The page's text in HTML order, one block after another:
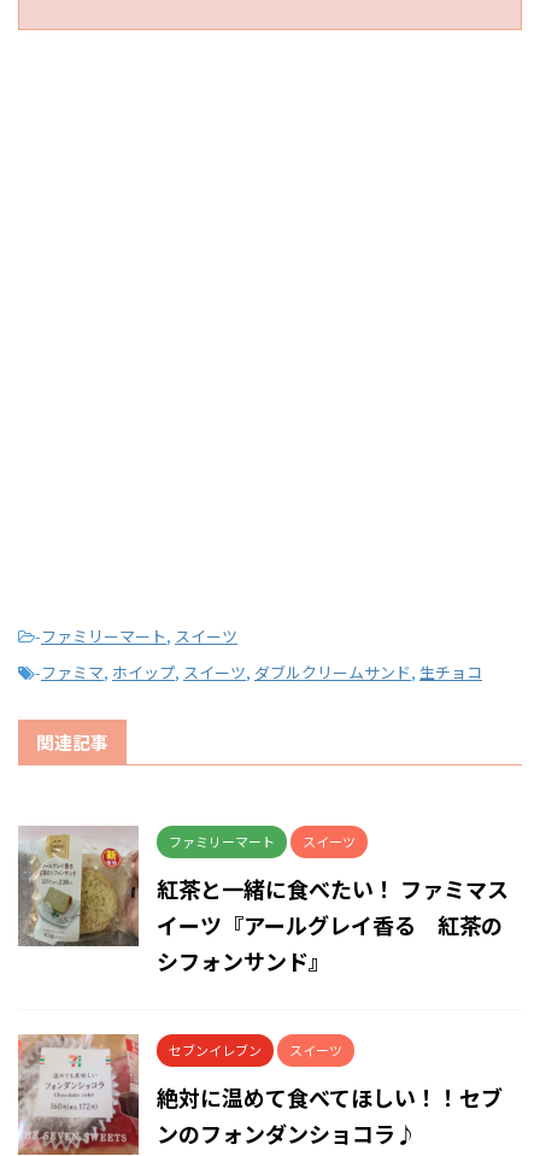
-ファミリーマート, スイーツ
-ファミマ, ホイップ, スイーツ, ダブルクリームサンド, 生チョコ
関連記事
ファミリーマート スイーツ
紅茶と一緒に食べたい！ ファミマス
イーツ『アールグレイ香る 紅茶の
シフォンサンド』
セブンイレブン スイーツ
絶対に温めて食べてほしい！！セブ
ンのフォンダンショコラ♪